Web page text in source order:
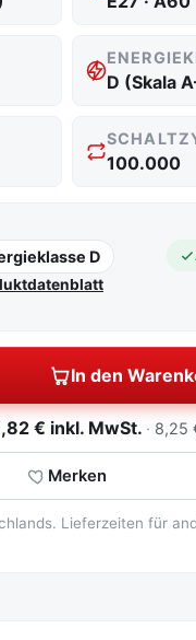
D (Skala
100.000
D
In den
€ inkl. MwSt. 8,25
Merken
Lieferzeiten für